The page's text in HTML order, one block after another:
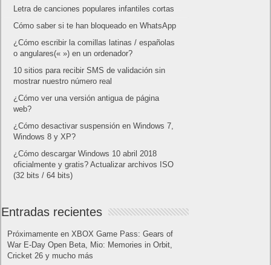
Letra de canciones populares infantiles cortas
Cómo saber si te han bloqueado en WhatsApp
¿Cómo escribir la comillas latinas / españolas
o angulares(« ») en un ordenador?
10 sitios para recibir SMS de validación sin
mostrar nuestro número real
¿Cómo ver una versión antigua de página
web?
¿Cómo desactivar suspensión en Windows 7,
Windows 8 y XP?
¿Cómo descargar Windows 10 abril 2018
oficialmente y gratis? Actualizar archivos ISO
(32 bits / 64 bits)
Entradas recientes
Próximamente en XBOX Game Pass: Gears of
War E-Day Open Beta, Mio: Memories in Orbit,
Cricket 26 y mucho más